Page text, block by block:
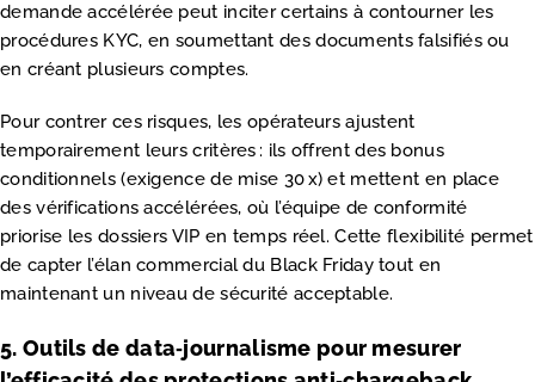
demande accélérée peut inciter certains à contourner les
procédures KYC, en soumettant des documents falsifiés ou
en créant plusieurs comptes.
Pour contrer ces risques, les opérateurs ajustent
temporairement leurs critères : ils offrent des bonus
conditionnels (exigence de mise 30 x) et mettent en place
des vérifications accélérées, où l’équipe de conformité
priorise les dossiers VIP en temps réel. Cette flexibilité permet
de capter l’élan commercial du Black Friday tout en
maintenant un niveau de sécurité acceptable.
5. Outils de data‑journalisme pour mesurer